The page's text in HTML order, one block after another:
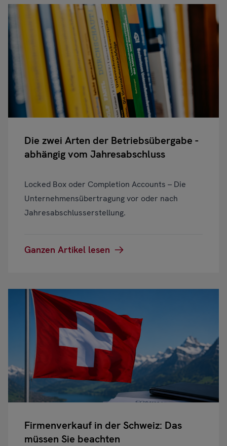
Die zwei Arten der Betriebsübergabe -
abhängig vom Jahresabschluss
Locked Box oder Completion Accounts – Die
Unternehmensübertragung vor oder nach
Jahresabschlusserstellung.
Ganzen Artikel lesen
Firmenverkauf in der Schweiz: Das
müssen Sie beachten